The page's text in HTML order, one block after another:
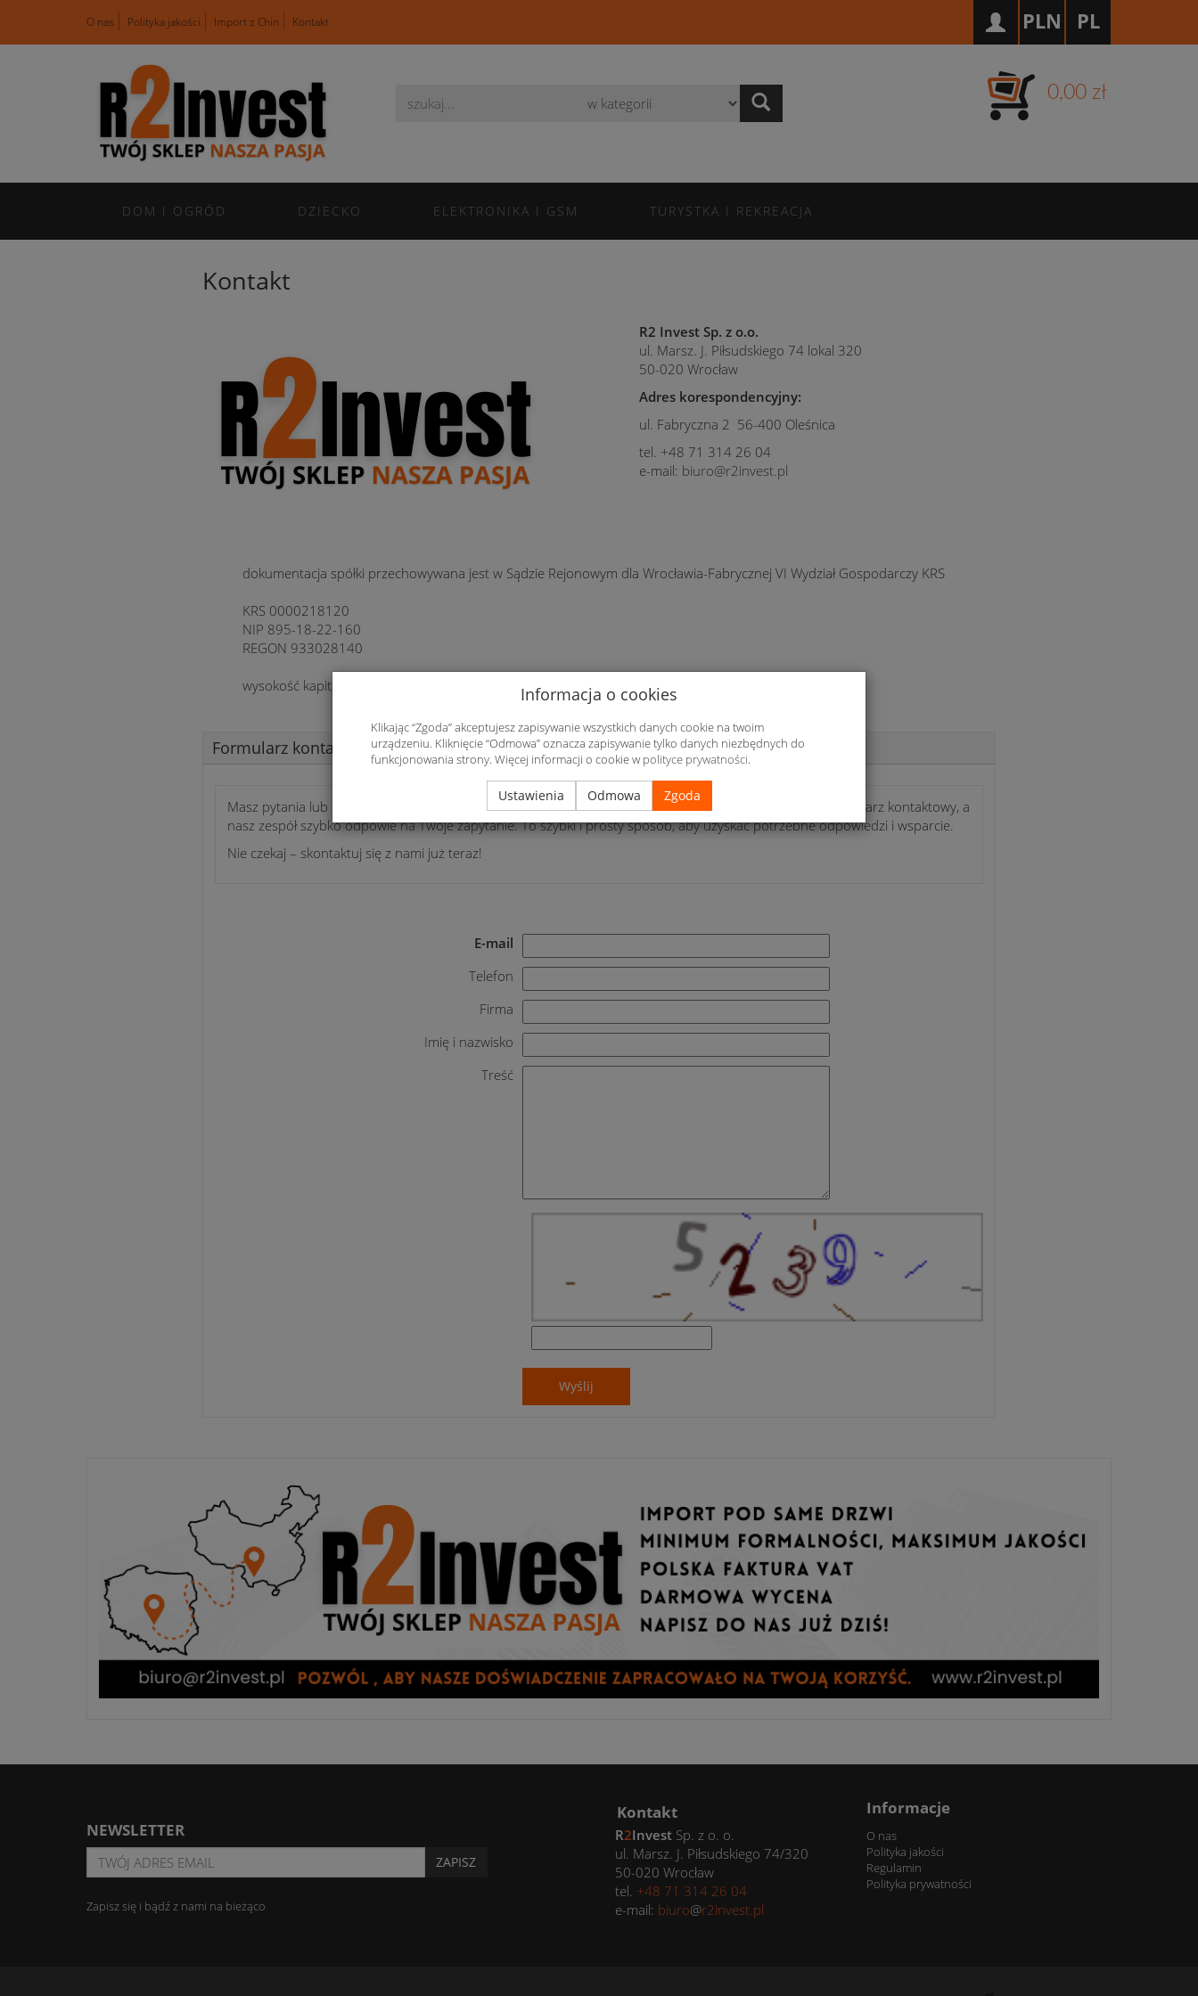
O nas Polityka jakości Import z Chin Kontakt PL
PLN
0,00 zł
DOM I OGRÓD DZIECKO ELEKTRONIKA I GSM TURYSTKA I REKREACJA
Kontakt
R2 Invest Sp. z o.o.
ul. Marsz. J. Piłsudskiego 74 lokal 320
50-020 Wrocław
Adres korespondencyjny:
ul. Fabryczna 2 56-400 Oleśnica
tel. +48 71 314 26 04
e-mail: biuro@r2invest.pl
dokumentacja spółki przechowywana jest w Sądzie Rejonowym dla Wrocławia-Fabrycznej VI Wydział Gospodarczy KRS
KRS 0000218120
NIP 895-18-22-160
REGON 933028140
wysokość kapitału zakładowego: 50 000,00 zł
Formularz kontaktowy
Masz pytania lub potrzebujesz dodatkowych informacji? Jesteśmy tutaj, aby Ci pomóc! Wypełnij nasz formularz kontaktowy, a
nasz zespół szybko odpowie na Twoje zapytanie. To szybki i prosty sposób, aby uzyskać potrzebne odpowiedzi i wsparcie.
Nie czekaj – skontaktuj się z nami już teraz!
E-mail
Telefon
Firma
Imię i nazwisko
Treść
Wyślij
NEWSLETTER
ZAPISZ
Zapisz się i bądź z nami na bieżąco
Kontakt
R2Invest Sp. z o. o.
ul. Marsz. J. Piłsudskiego 74/320
50-020 Wrocław
tel. +48 71 314 26 04
e-mail: biuro@r2invest.pl
Informacje
O nas
Polityka jakości
Regulamin
Polityka prywatności
Informacja o cookies
Klikając “Zgoda” akceptujesz zapisywanie wszystkich danych cookie na twoim
urządzeniu. Kliknięcie “Odmowa” oznacza zapisywanie tylko danych niezbędnych do
funkcjonowania strony. Więcej informacji o cookie w polityce prywatności.
Ustawienia Odmowa Zgoda